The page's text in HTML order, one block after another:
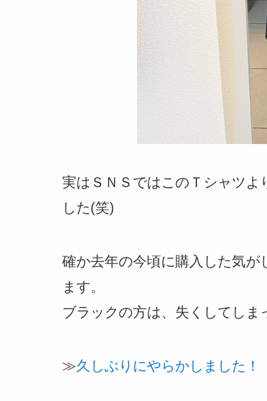
実はＳＮＳではこのＴシャツよ
した(笑)
確か去年の今頃に購入した気
ます。
ブラックの方は、失くしてし
≫久しぶりにやらかしました！